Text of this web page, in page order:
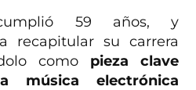
59 años, y
recapitular su carrera
como pieza clave
música electrónica